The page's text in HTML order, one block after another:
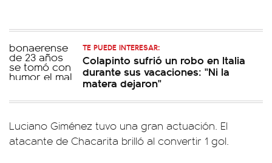
TE PUEDE INTERESAR:
Colapinto sufrió un robo en Italia
durante sus vacaciones: "Ni la
matera dejaron"
Luciano Giménez tuvo una gran actuación. El
atacante de Chacarita brilló al convertir 1 gol.